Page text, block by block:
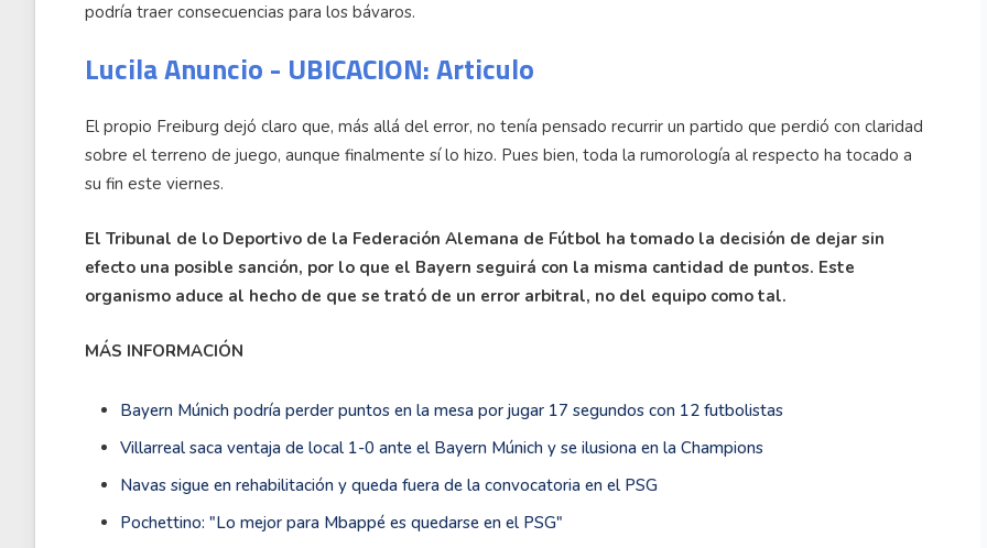
podría traer consecuencias para los bávaros.
Lucila Anuncio - UBICACION: Articulo
El propio Freiburg dejó claro que, más allá del error, no tenía pensado recurrir un partido que perdió con claridad
sobre el terreno de juego, aunque finalmente sí lo hizo. Pues bien, toda la rumorología al respecto ha tocado a
su fin este viernes.
El Tribunal de lo Deportivo de la Federación Alemana de Fútbol ha tomado la decisión de dejar sin
efecto una posible sanción, por lo que el Bayern seguirá con la misma cantidad de puntos. Este
organismo aduce al hecho de que se trató de un error arbitral, no del equipo como tal.
MÁS INFORMACIÓN
Bayern Múnich podría perder puntos en la mesa por jugar 17 segundos con 12 futbolistas
Villarreal saca ventaja de local 1-0 ante el Bayern Múnich y se ilusiona en la Champions
Navas sigue en rehabilitación y queda fuera de la convocatoria en el PSG
Pochettino: "Lo mejor para Mbappé es quedarse en el PSG"